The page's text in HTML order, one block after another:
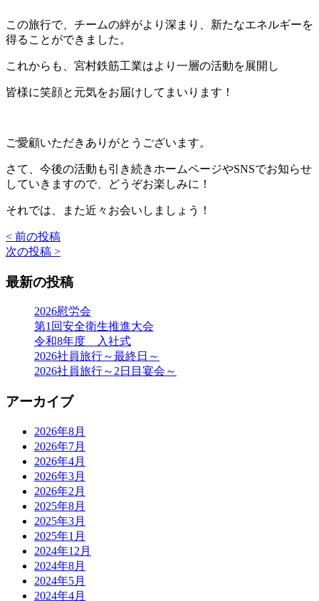
この旅行で、チームの絆がより深まり、新たなエネルギーを
得ることができました。
これからも、宮村鉄筋工業はより一層の活動を展開し
皆様に笑顔と元気をお届けしてまいります！
ご愛顧いただきありがとうございます。
さて、今後の活動も引き続きホームページやSNSでお知らせ
していきますので、どうぞお楽しみに！
それでは、また近々お会いしましょう！
投
稿
ナ
ョ
< 前の投稿
次の投稿 >
最新の投稿
2026慰労会
第1回安全衛生推進大会
令和8年度 入社式
2026社員旅行～最終日～
2026社員旅行～2日目宴会～
アーカイブ
2026年8月
2026年7月
2026年4月
2026年3月
2026年2月
2025年8月
2025年3月
2025年1月
2024年12月
2024年8月
2024年5月
2024年4月